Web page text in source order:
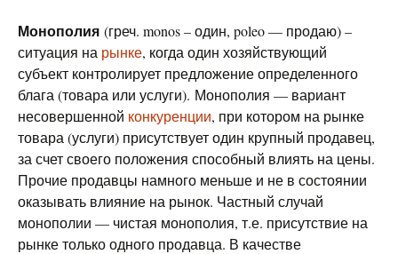
Монополия (греч. monos – один, poleo — продаю) –
ситуация на рынке, когда один хозяйствующий
субъект контролирует предложение определенного
блага (товара или услуги). Монополия — вариант
несовершенной конкуренции, при котором на рынке
товара (услуги) присутствует один крупный продавец,
за счет своего положения способный влиять на цены.
Прочие продавцы намного меньше и не в состоянии
оказывать влияние на рынок. Частный случай
монополии — чистая монополия, т.е. присутствие на
рынке только одного продавца. В качестве